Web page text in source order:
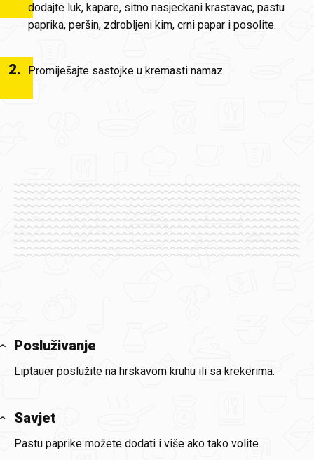
dodajte luk, kapare, sitno nasjeckani krastavac, pastu
paprika, peršin, zdrobljeni kim, crni papar i posolite.
2. Promiješajte sastojke u kremasti namaz.
Posluživanje
Liptauer poslužite na hrskavom kruhu ili sa krekerima.
Savjet
Pastu paprike možete dodati i više ako tako volite.